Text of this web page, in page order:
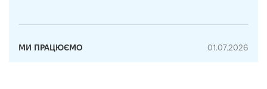
МИ ПРАЦЮЄМО 01.07.2026